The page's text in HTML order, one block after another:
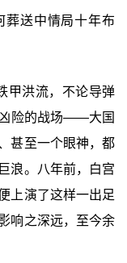
葬送中情局十年布
甲洪流，不论导弹
险的战场——大国
甚至一个眼神，都
浪。八年前，白宫
上演了这样一出足
响之深远，至今余